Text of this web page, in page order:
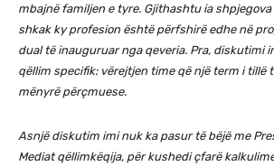
mbajnë familjen e tyre. Gjithashtu ia
shkak ky profesion është përfshirë edhe në
dual të inauguruar nga qeveria. Pra, diskutimi
qëllim specifik: vërejtjen time që një term i tillë
mënyrë përçmuese.
Asnjë diskutim imi nuk ka pasur të bëjë me
Mediat qëllimkëqija, për kushedi çfarë